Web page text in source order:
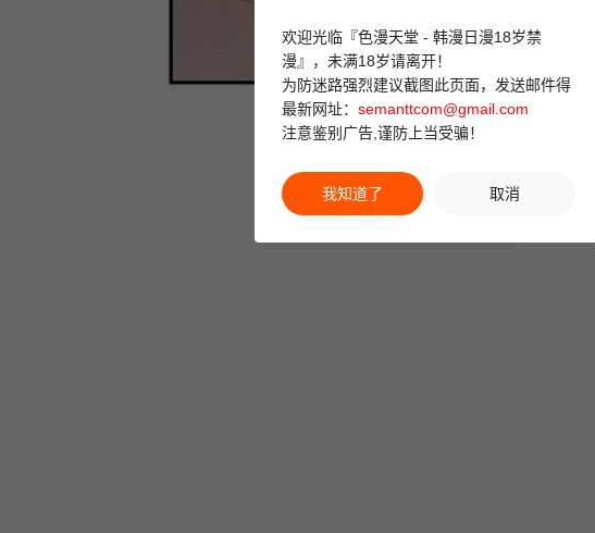
欢迎光临『色漫天堂 - 韩漫日漫18岁禁
漫』，未满18岁请离开！
为防迷路强烈建议截图此页面，发送邮件得
最新网址： semanttcom@gmail.com
注意鉴别广告,谨防上当受骗！
我知道了 取消